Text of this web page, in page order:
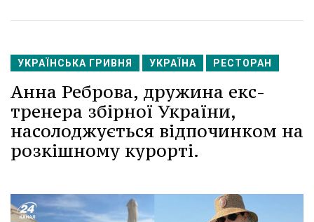
УКРАЇНСЬКА ГРИВНЯ УКРАЇНА РЕСТОРАН
Анна Реброва, дружина екс-
тренера збірної України,
насолоджується відпочинком на
розкішному курорті.